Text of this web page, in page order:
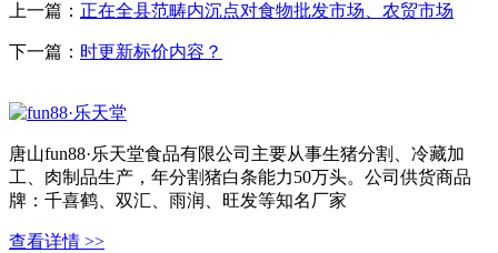
上一篇： 正在全县范畴内沉点对食物批发市场、农贸市场
下一篇： 时更新标价内容？
唐山fun88·乐天堂食品有限公司主要从事生猪分割、冷藏加
工、肉制品生产，年分割猪白条能力50万头。公司供货商品
牌：千喜鹤、双汇、雨润、旺发等知名厂家
查看详情 >>